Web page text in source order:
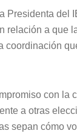
Presidenta del
relación a que
coordinación
con
a otras
sepan cómo